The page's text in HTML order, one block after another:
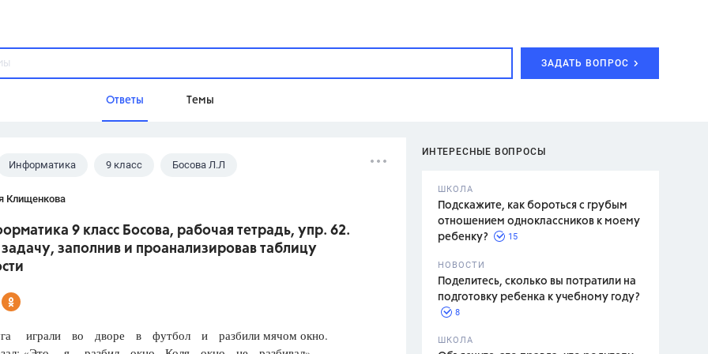
ЗАДАТЬ ВОПРОС
Ответы Темы
Домашнее задание
Школа
Разумовская М.М.,Габриелян О.С.,
ИНТЕРЕСНЫЕ ВОПРОСЫ
ШКОЛА
Подскажите, как бороться с грубым
отношением одноклассников к моему
ребенку?
15
НОВОСТИ
Поделитесь, сколько вы потратили на
подготовку ребенка к учебному году?
8
ШКОЛА
Информатика 9 класс Босова Л.Л
Клищенкова
9 класс Босова, рабочая тетрадь, упр. 62.
заполнив и проанализировав таблицу
играли во дворе в футбол и разбили мячом окно.